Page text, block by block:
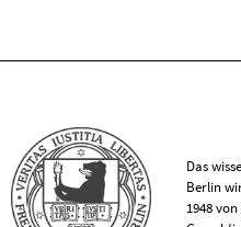
Das
Berlin
1948